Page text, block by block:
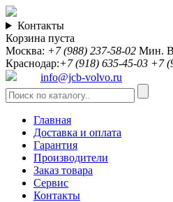
Контакты
Корзина пуста
Москва: +7 (988) 237-58-02 Мин.
Краснодар:+7 (918) 635-45-03 +7
info@jcb-volvo.ru
Главная
Доставка и оплата
Гарантия
Производители
Заказ товара
Сервис
Контакты